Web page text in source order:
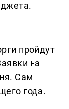
пройдут
на
Сам
года.